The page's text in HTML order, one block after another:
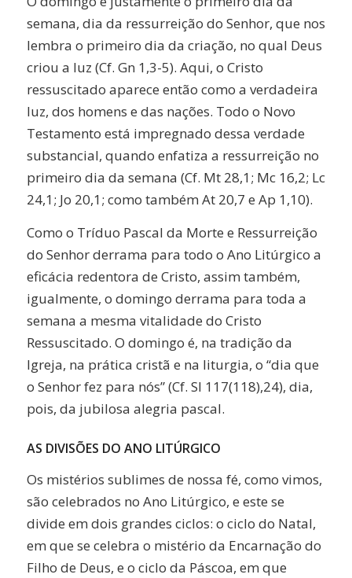
semana, dia da ressurreição do Senhor, que nos
lembra o primeiro dia da criação, no qual Deus
criou a luz (Cf. Gn 1,3-5). Aqui, o Cristo
ressuscitado aparece então como a verdadeira
luz, dos homens e das nações. Todo o Novo
Testamento está impregnado dessa verdade
substancial, quando enfatiza a ressurreição no
primeiro dia da semana (Cf. Mt 28,1; Mc 16,2; Lc
24,1; Jo 20,1; como também At 20,7 e Ap 1,10).
Como o Tríduo Pascal da Morte e Ressurreição
do Senhor derrama para todo o Ano Litúrgico a
eficácia redentora de Cristo, assim também,
igualmente, o domingo derrama para toda a
semana a mesma vitalidade do Cristo
Ressuscitado. O domingo é, na tradição da
Igreja, na prática cristã e na liturgia, o “dia que
o Senhor fez para nós” (Cf. Sl 117(118),24), dia,
pois, da jubilosa alegria pascal.
AS DIVISÕES DO ANO LITÚRGICO
Os mistérios sublimes de nossa fé, como vimos,
são celebrados no Ano Litúrgico, e este se
divide em dois grandes ciclos: o ciclo do Natal,
em que se celebra o mistério da Encarnação do
Filho de Deus, e o ciclo da Páscoa, em que